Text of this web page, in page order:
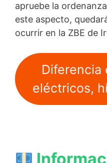
apruebe la
este aspecto,
ocurrir en la ZBE de
Diferencia
eléctricos,